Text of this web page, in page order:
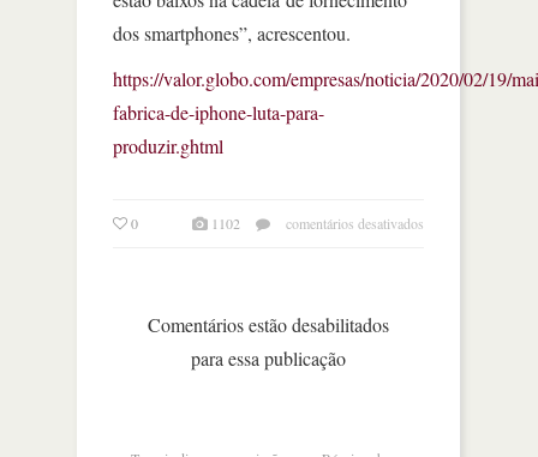
dos smartphones”, acrescentou.
https://valor.globo.com/empresas/noticia/2020/02/19/
fabrica-de-iphone-luta-para-
produzir.ghtml
0 1102 comentários desativados
Comentários estão desabilitados
para essa publicação